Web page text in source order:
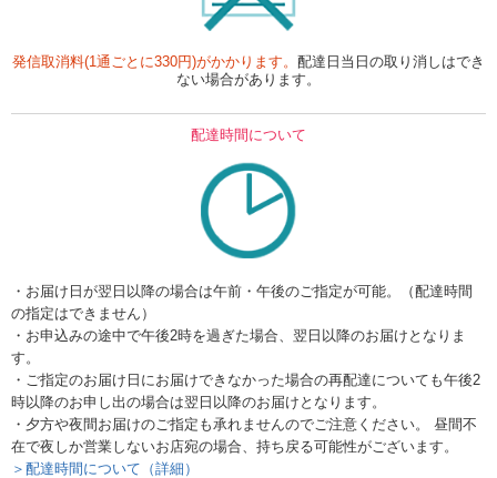
発信取消料(1通ごとに330円)がかかります。 配達日当日の取り消しはでき
ない場合があります。
配達時間について
・お届け日が翌日以降の場合は午前・午後のご指定が可能。（配達時間
の指定はできません）
・お申込みの途中で午後2時を過ぎた場合、翌日以降のお届けとなりま
す。
・ご指定のお届け日にお届けできなかった場合の再配達についても午後2
時以降のお申し出の場合は翌日以降のお届けとなります。
・夕方や夜間お届けのご指定も承れませんのでご注意ください。 昼間不
在で夜しか営業しないお店宛の場合、持ち戻る可能性がございます。
＞配達時間について（詳細）